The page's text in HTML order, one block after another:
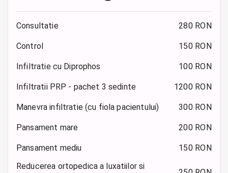
Consultatie 280 RON
Control 150 RON
Infiltratie cu Diprophos 100 RON
Infiltratii PRP - pachet 3 sedinte 1200 RON
Manevra infiltratie (cu fiola pacientului) 300 RON
Pansament mare 200 RON
Pansament mediu
150 RON
Reducerea ortopedica a luxatiilor si